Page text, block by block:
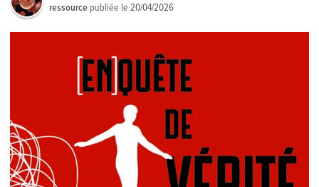
ressource publiée le20/04/2026